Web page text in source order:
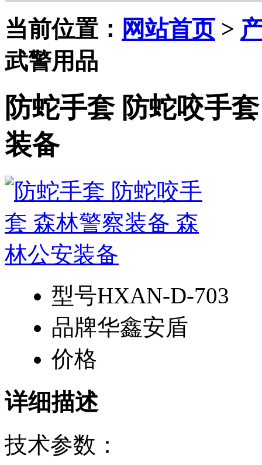
当前位置： 网站首页>
武警用品
防蛇手套 防蛇咬手
装备
型号HXAN-D-703
品牌华鑫安盾
价格
详细描述
技术参数：